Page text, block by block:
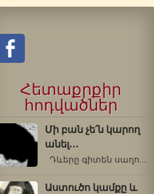
Հետաքրքիր
հոդվածներ
Մի բան չե՛ն կարող
անել…
Դևերը գիտեն սաղոմսերգել, աշխարհի…
Աստուծո կամքը և